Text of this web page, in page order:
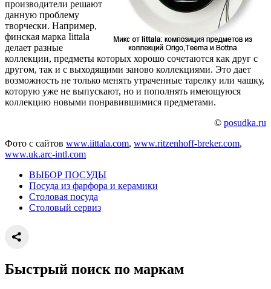
производители решают
данную проблему
творчески. Например,
финская марка Iittala
делает разные
коллекции, предметы которых хорошо сочетаются как друг с
другом, так и с выходящими заново коллекциями. Это дает
возможность не только менять утраченные тарелку или чашку,
которую уже не выпускают, но и пополнять имеющуюся
коллекцию новыми понравившимися предметами.
© posudka.ru
Фото с сайтов www.iittala.com, www.ritzenhoff-breker.com,
www.uk.arc-intl.com
ВЫБОР ПОСУДЫ
Посуда из фарфора и керамики
Столовая посуда
Столовый сервиз
Быстрый поиск по маркам